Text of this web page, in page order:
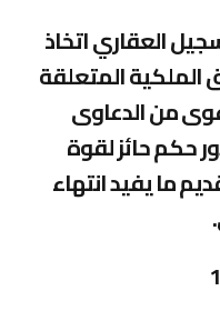
العقاري اتخاذ
الملكية المتعلقة
من الدعاوى
حكم حائز لقوة
ما يفيد انتهاء